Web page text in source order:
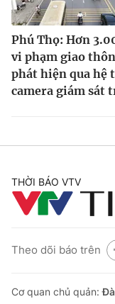
Phú Thọ: Hơn
vi phạm giao
phát hiện qua hệ
camera giám sát
THỜI BÁO VTV
Theo dõi báo trên
Cơ quan chủ quản: